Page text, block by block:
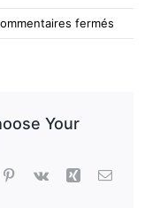
fermés
t-
Your
Pinterest
Vk Xing Email